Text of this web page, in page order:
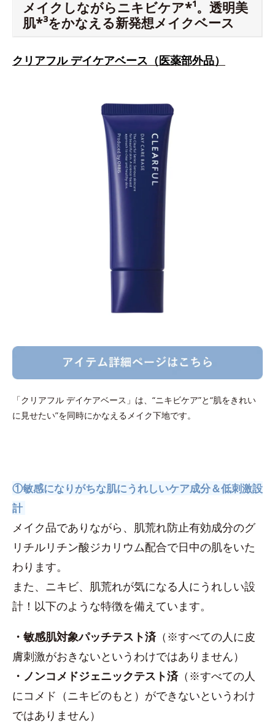
メイクしながらニキビケア*¹。透明美
肌*³をかなえる新発想メイクベース
クリアフル デイケアベース（医薬部外品）
「クリアフル デイケアベース」は、“ニキビケア”と“肌をきれい
に見せたい”を同時にかなえるメイク下地です。
①敏感になりがちな肌にうれしいケア成分＆低刺激設
計
メイク品でありながら、肌荒れ防止有効成分のグ
リチルリチン酸ジカリウム配合で日中の肌をいた
わります。
また、ニキビ、肌荒れが気になる人にうれしい設
計！以下のような特徴を備えています。
・敏感肌対象パッチテスト済（※すべての人に皮
膚刺激がおきないというわけではありません）
・ノンコメドジェニックテスト済（※すべての人
にコメド（ニキビのもと）ができないというわけ
ではありません）